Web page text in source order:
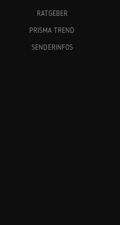
RATGEBER
PRISMA TREND
SENDERINFOS